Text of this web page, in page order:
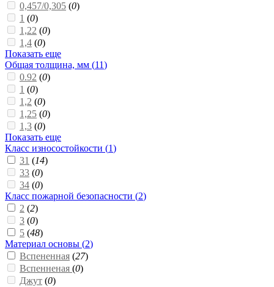
0,457/0,305 (0)
1 (0)
1,22 (0)
1,4 (0)
Показать еще
Общая толщина, мм (11)
0.92 (0)
1 (0)
1,2 (0)
1,25 (0)
1,3 (0)
Показать еще
Класс износостойкости (1)
31 (14)
33 (0)
34 (0)
Класс пожарной безопасности (2)
2 (2)
3 (0)
5 (48)
Материал основы (2)
Вспененная (27)
Вспенненая (0)
Джут (0)